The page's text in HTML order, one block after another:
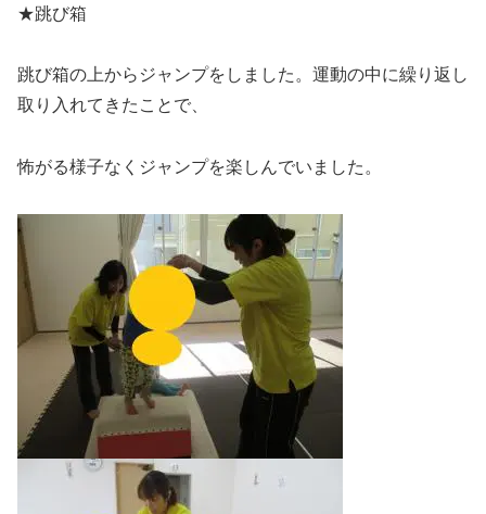
★跳び箱
跳び箱の上からジャンプをしました。運動の中に繰り返し
取り入れてきたことで、
怖がる様子なくジャンプを楽しんでいました。